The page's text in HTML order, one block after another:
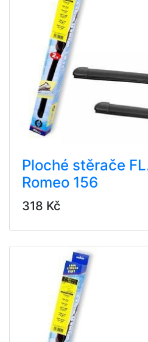
Ploché stěrače
Romeo 156
318 Kč